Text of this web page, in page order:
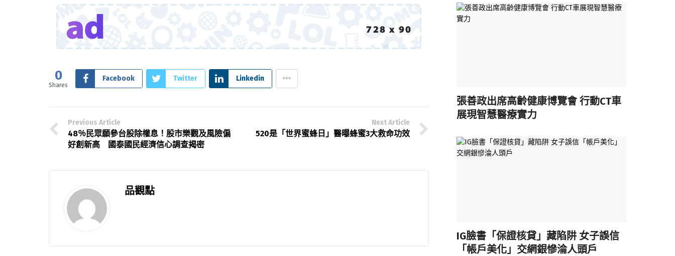
0
Shares
Facebook Twitter Linkedin
Previous Article
48％民眾願參台股除權息！股市樂觀及風險偏
好創新高 國泰國民經濟信心調查揭密
Next Article
520是「世界蜜蜂日」醫曝蜂蜜3大救命功效
品觀點
張善政出席高齡健康博覽會 行動CT車
展現智慧醫療實力
IG臉書「保證核貸」藏陷阱 女子誤信
「帳戶美化」交網銀慘淪人頭戶